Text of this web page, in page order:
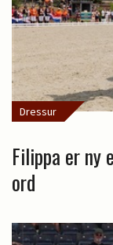
Dressur
Filippa er ny
ord